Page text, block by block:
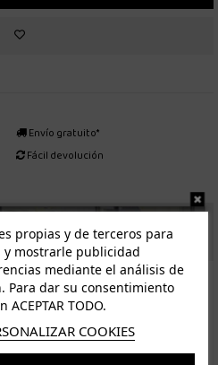
Envío gratuito*
Fácil devolución
propias y de terceros para
y mostrarle publicidad
mediante el análisis de
Para dar su consentimiento
TODO.
COOKIES